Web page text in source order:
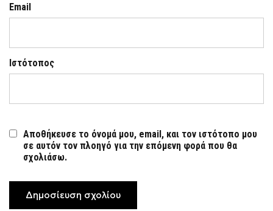
Email
Ιστότοπος
Αποθήκευσε το όνομά μου, email, και τον ιστότοπο μου
σε αυτόν τον πλοηγό για την επόμενη φορά που θα
σχολιάσω.